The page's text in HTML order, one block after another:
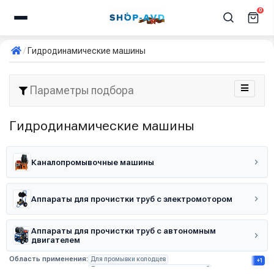
0
Гидродинамические машины
Параметры подбора
Гидродинамические машины
Каналопромывочные машины
Аппараты для прочистки труб с электромотором
Аппараты для прочистки труб с автономным
двигателем
Область применения: Для промывки колодцев
Для прочистки канализационных труб
+1